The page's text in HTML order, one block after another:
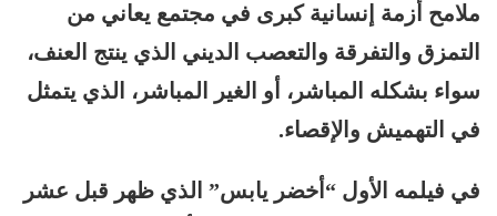
ملامح أزمة إنسانية كبرى في مجتمع يعاني من
التمزق والتفرقة والتعصب الديني الذي ينتج العنف،
سواء بشكله المباشر، أو الغير المباشر، الذي يتمثل
في التهميش والإقصاء.
في فيلمه الأول “أخضر يابس” الذي ظهر قبل عشر